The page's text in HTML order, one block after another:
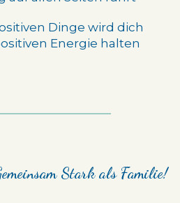
Dinge wird dich
Energie halten
Stark als Familie!